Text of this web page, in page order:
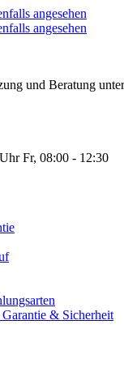
angesehen
angesehen
und Beratung
Fr, 08:00 - 12:30
& Sicherheit